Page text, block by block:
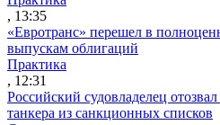
, 13:35
«Евротранс» перешел в
выпускам облигаций
Практика
, 12:31
Российский судовладелец
танкера из санкционных списков